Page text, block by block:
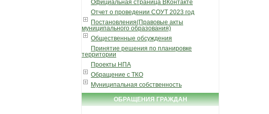
Официальная страница ВКонтакте
Отчет о проведении СОУТ 2023 год
Постановления(Правовые акты
муниципального образования)
Общественные обсуждения
Принятие решения по планировке
территории
Проекты НПА
Обращение с ТКО
Муниципальная собственность
ОБРАЩЕНИЯ ГРАЖДАН